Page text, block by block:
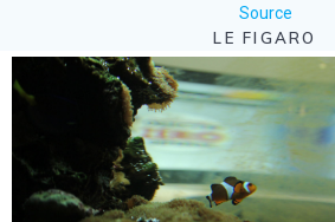
Source
LE FIGARO